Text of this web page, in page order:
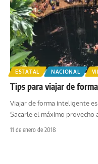
ESTATAL NACIONAL
Tips para viajar de
Viajar de forma inteligente
Sacarle el máximo provecho
11 de enero de 2018